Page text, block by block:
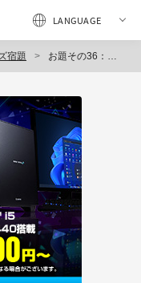
宿題 お題その36：「決心」